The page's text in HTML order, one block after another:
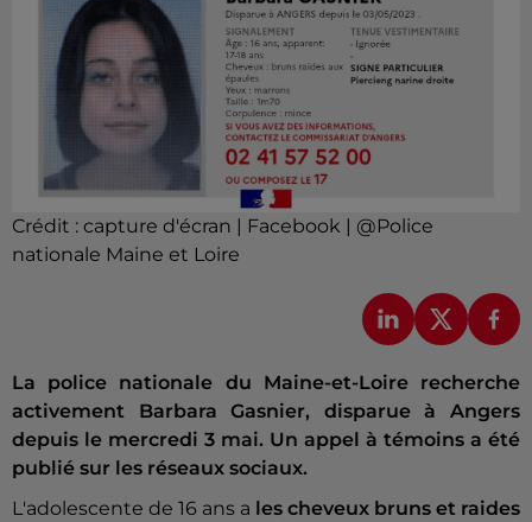
Crédit : capture d'écran | Facebook | @Police
nationale Maine et Loire
La police nationale du Maine-et-Loire recherche
activement Barbara Gasnier, disparue à Angers
depuis le mercredi 3 mai. Un appel à témoins a été
publié sur les réseaux sociaux.
L'adolescente de 16 ans a les cheveux bruns et raides